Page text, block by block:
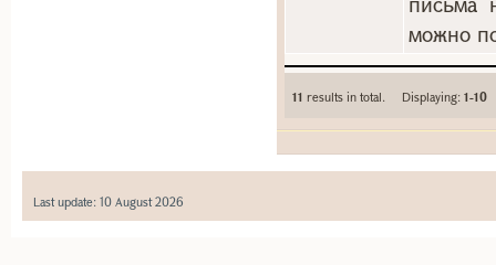
можно
11 results in total. Displaying:1-10
Last update: 10 August 2026